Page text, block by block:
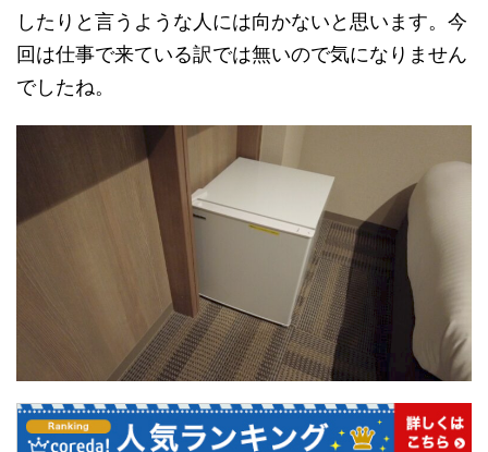
したりと言うような人には向かないと思います。今
回は仕事で来ている訳では無いので気になりません
でしたね。